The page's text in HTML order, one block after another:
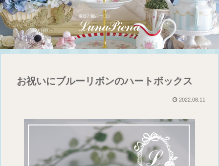
お祝いにブルーリボンのハートボックス
2022.08.11